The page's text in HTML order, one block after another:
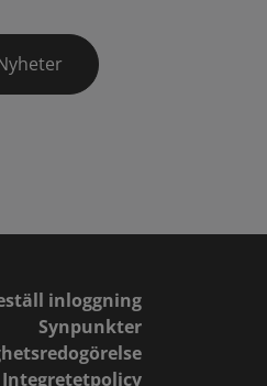
inloggning
Synpunkter
Integretetpolicy